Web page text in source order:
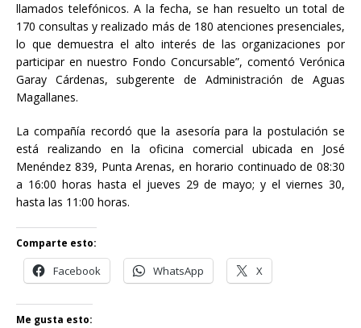
llamados telefónicos. A la fecha, se han resuelto un total de
170 consultas y realizado más de 180 atenciones presenciales,
lo que demuestra el alto interés de las organizaciones por
participar en nuestro Fondo Concursable”, comentó Verónica
Garay Cárdenas, subgerente de Administración de Aguas
Magallanes.
La compañía recordó que la asesoría para la postulación se
está realizando en la oficina comercial ubicada en José
Menéndez 839, Punta Arenas, en horario continuado de 08:30
a 16:00 horas hasta el jueves 29 de mayo; y el viernes 30,
hasta las 11:00 horas.
Comparte esto:
Facebook WhatsApp X
Me gusta esto: